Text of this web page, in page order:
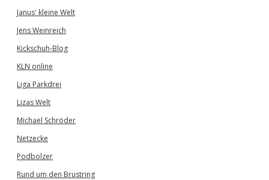
Janus' kleine Welt
Jens Weinreich
Kickschuh-Blog
KLN online
Liga Parkdrei
Lizas Welt
Michael Schröder
Netzecke
Podbolzer
Rund um den Brustring